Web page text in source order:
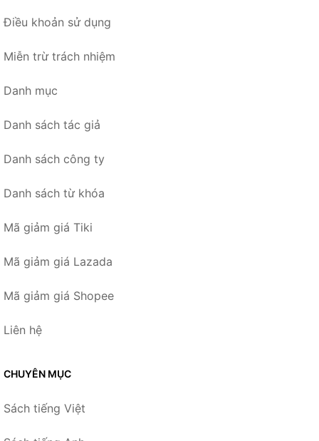
Điều khoản sử dụng
Miễn trừ trách nhiệm
Danh mục
Danh sách tác giả
Danh sách công ty
Danh sách từ khóa
Mã giảm giá Tiki
Mã giảm giá Lazada
Mã giảm giá Shopee
Liên hệ
CHUYÊN MỤC
Sách tiếng Việt